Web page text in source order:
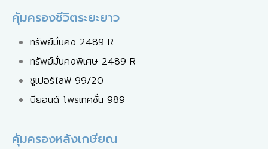
คุ้มครองชีวิตระยะยาว
ทรัพย์มั่นคง 2489 R
ทรัพย์มั่นคงพิเศษ 2489 R
ซูเปอร์ไลฟ์ 99/20
บียอนด์ โพรเทคชั่น 989
คุ้มครองหลังเกษียณ